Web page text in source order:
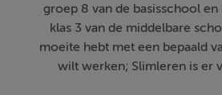
groep 8 van de basisschool en
klas 3 van de middelbare
moeite hebt met een bepaald
wilt werken; Slimleren is er